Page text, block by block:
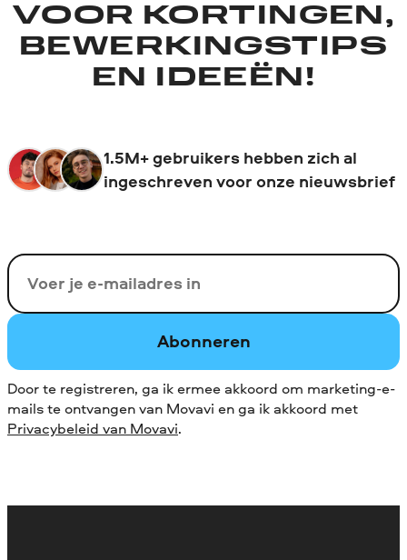
VOOR KORTINGEN,
BEWERKINGSTIPS
EN IDEEËN!
1.5M+ gebruikers hebben zich al
ingeschreven voor onze nieuwsbrief
Uw e-mail
Abonneren
Door te registreren, ga ik ermee akkoord om marketing-e-
mails te ontvangen van Movavi en ga ik akkoord met
Privacybeleid van Movavi.